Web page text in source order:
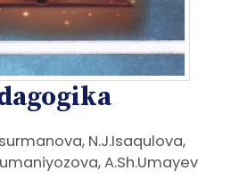
N.J.Isaqulova,
A.Sh.Umayev